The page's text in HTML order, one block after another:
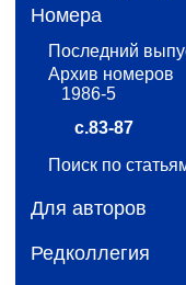
Номера
Последний
Архив номеров
1986-5
с.83-87
Поиск по
Для авторов
Редколлегия